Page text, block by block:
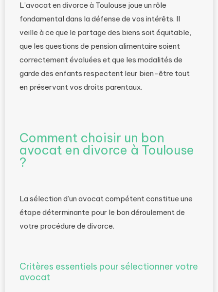
L’avocat en divorce à Toulouse joue un rôle
fondamental dans la défense de vos intérêts. Il
veille à ce que le partage des biens soit équitable,
que les questions de pension alimentaire soient
correctement évaluées et que les modalités de
garde des enfants respectent leur bien-être tout
en préservant vos droits parentaux.
Comment choisir un bon
avocat en divorce à Toulouse
?
La sélection d’un avocat compétent constitue une
étape déterminante pour le bon déroulement de
votre procédure de divorce.
Critères essentiels pour sélectionner votre
avocat